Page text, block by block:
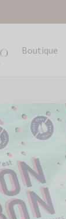
Boutique